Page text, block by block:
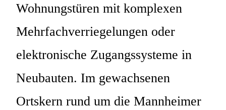
Wohnungstüren mit komplexen
Mehrfachverriegelungen oder
elektronische Zugangssysteme in
Neubauten. Im gewachsenen
Ortskern rund um die Mannheimer